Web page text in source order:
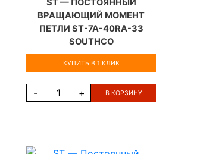
ST — ПОСТОЯННЫЙ
ВРАЩАЮЩИЙ МОМЕНТ
ПЕТЛИ ST-7A-40RA-33
SOUTHCO
КУПИТЬ В 1 КЛИК
- + В КОРЗИНУ